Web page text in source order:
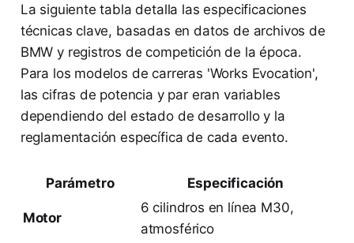
La siguiente tabla detalla las especificaciones
técnicas clave, basadas en datos de archivos de
BMW y registros de competición de la época.
Para los modelos de carreras 'Works Evocation',
las cifras de potencia y par eran variables
dependiendo del estado de desarrollo y la
reglamentación específica de cada evento.
Parámetro Especificación
Motor
6 cilindros en línea M30,
atmosférico